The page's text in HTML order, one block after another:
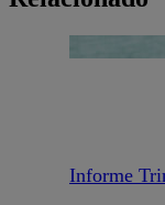
Informe